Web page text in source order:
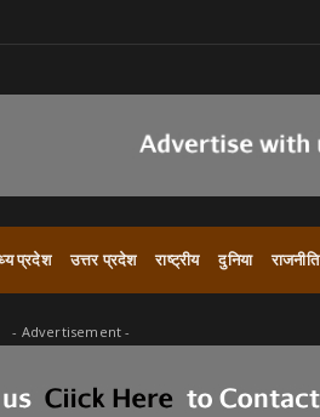
प्रदेश उत्तर प्रदेश राष्ट्रीय दुनिया राजनीति
- Advertisement -